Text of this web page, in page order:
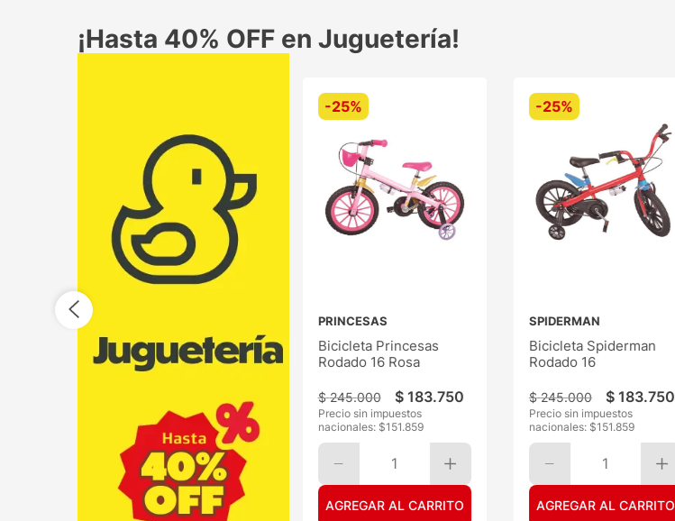
¡Hasta 40% OFF en Juguetería!
-25%
PRINCESAS
Bicicleta Princesas
Rodado 16 Rosa
$ 245.000 $ 183.750
Precio sin impuestos
nacionales: $151.859
1
AGREGAR AL CARRITO
-25%
SPIDERMAN
Bicicleta Spiderman
Rodado 16
$ 245.000 $ 183.750
Precio sin impuestos
nacionales: $151.859
1
AGREGAR AL CARRITO